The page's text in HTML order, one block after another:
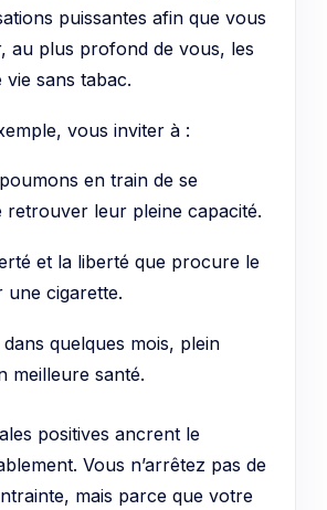
puissantes afin que vous
au plus profond de vous, les
sans tabac.
vous inviter à :
en train de se
retrouver leur pleine capacité.
et la liberté que procure le
une cigarette.
quelques mois, plein
meilleure santé.
positives ancrent le
Vous n’arrêtez pas de
mais parce que votre